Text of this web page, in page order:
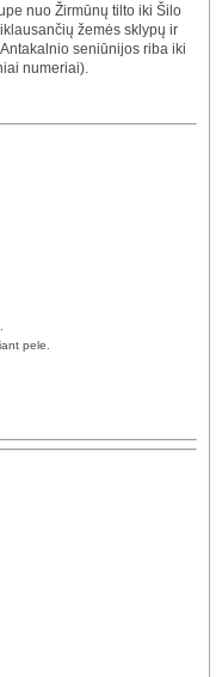
nuo Žirmūnų tilto iki Šilo
žemės sklypų ir
seniūnijos riba iki
numeriai).
pele.